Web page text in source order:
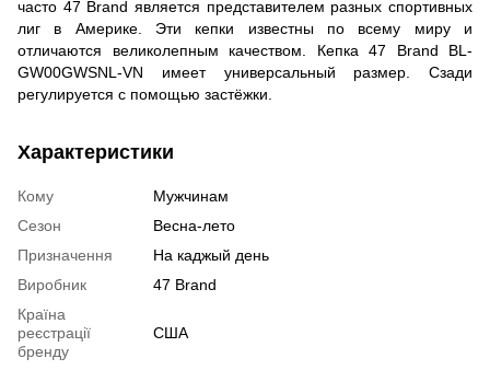
часто 47 Brand является представителем разных спортивных
лиг в Америке. Эти кепки известны по всему миру и
отличаются великолепным качеством. Кепка 47 Brand BL-
GW00GWSNL-VN имеет универсальный размер. Сзади
регулируется с помощью застёжки.
Характеристики
Кому
Мужчинам
Сезон
Весна-лето
Призначення
На каджый день
Виробник
47 Brand
Країна
реєстрації
бренду
США